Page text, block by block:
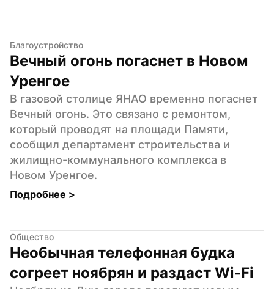
Благоустройство
Вечный огонь погаснет в Новом
Уренгое
В газовой столице ЯНАО временно погаснет
Вечный огонь. Это связано с ремонтом,
который проводят на площади Памяти,
сообщил департамент строительства и
жилищно-коммунального комплекса в
Новом Уренгое.
Подробнее >
Общество
Необычная телефонная будка
согреет ноябрян и раздаст Wi-Fi